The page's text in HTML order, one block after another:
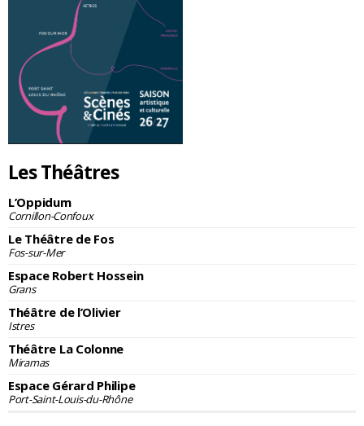
Les Théâtres
L’Oppidum
Cornillon-Confoux
Le Théâtre de Fos
Fos-sur-Mer
Espace Robert Hossein
Grans
Théâtre de l’Olivier
Istres
Théâtre La Colonne
Miramas
Espace Gérard Philipe
Port-Saint-Louis-du-Rhône